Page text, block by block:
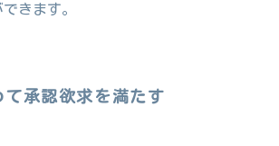
きます。
承認欲求を満たす